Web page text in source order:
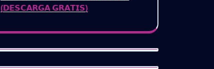
(𝗗𝗘𝗦𝗖𝗔𝗥𝗚𝗔 𝗚𝗥𝗔𝗧𝗜𝗦)